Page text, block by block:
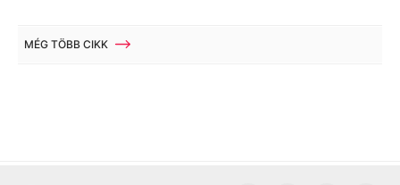
MÉG TÖBB CIKK